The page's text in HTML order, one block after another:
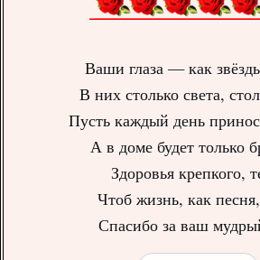
Ваши глаза — как
В них столько света,
Пусть каждый день
А в доме будет только
Здоровья крепкого,
Чтоб жизнь, как
Спасибо за ваш